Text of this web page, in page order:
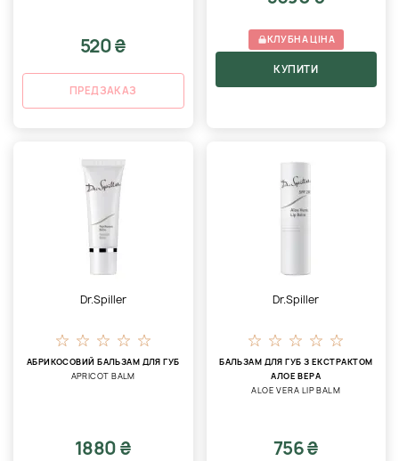
520 ₴
ПРЕДЗАКАЗ
КЛУБНА ЦІНА
КУПИТИ
Dr.Spiller
АБРИКОСОВИЙ БАЛЬЗАМ ДЛЯ ГУБ
APRICOT BALM
1880 ₴
Dr.Spiller
БАЛЬЗАМ ДЛЯ ГУБ З ЕКСТРАКТОМ
АЛОЕ ВЕРА
ALOE VERA LIP BALM
756 ₴